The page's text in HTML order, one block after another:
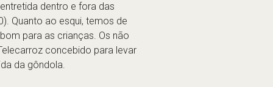
dentro e fora das
Quanto ao esqui, temos de
para as crianças. Os não
concebido para levar
da gôndola.